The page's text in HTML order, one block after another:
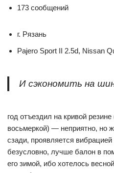
173 сообщений
г. Рязань
Pajero Sport II 2.5d, Nissan
И сэкономить на
год отъездил на кривой
восьмеркой) — неприятно, но
сзади, проявляется вибрацией
безусловно, лучше балон в
его зимой, ибо хотелось